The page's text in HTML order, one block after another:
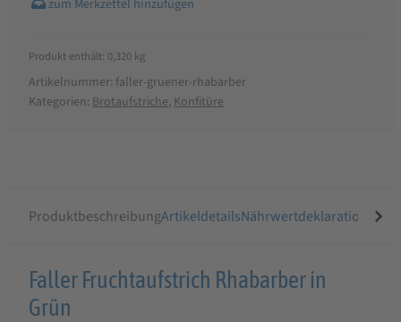
Produkt enthält: 0,320 kg
Artikelnummer: faller-gruener-rhabarber
Kategorien: Brotaufstriche,Konfitüre
ProduktbeschreibungArtikeldetailsNährwertdeklaration
Produktbeschreibung
für
Faller Fruchtaufstrich Rhabarber in
Grün